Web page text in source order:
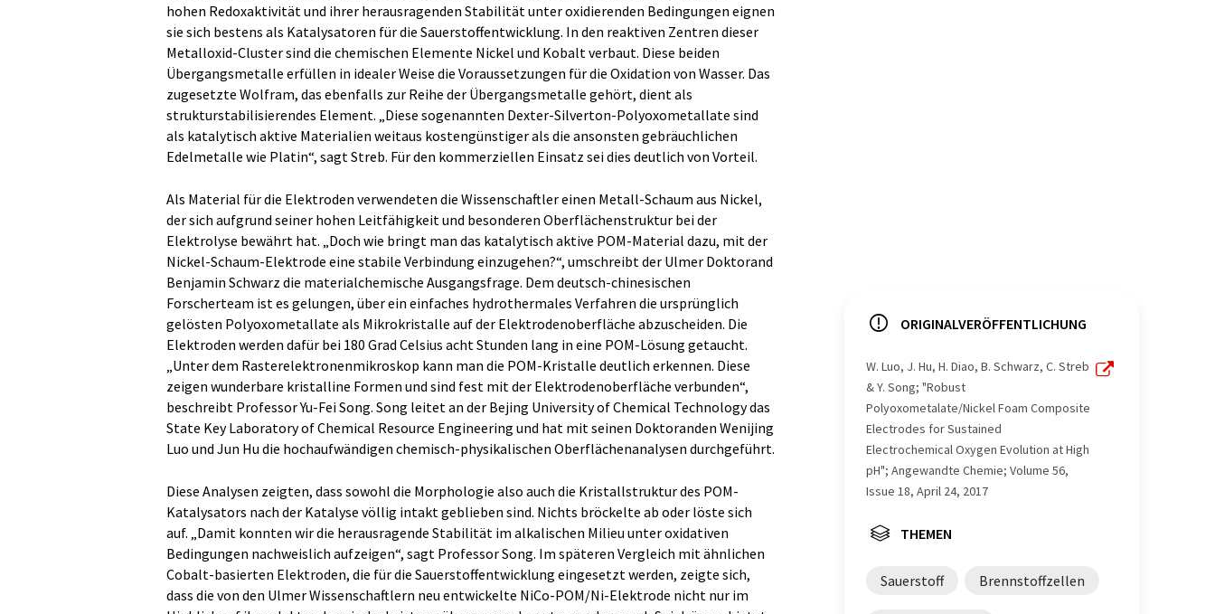
hohen Redoxaktivität und ihrer herausragenden Stabilität unter oxidierenden Bedingungen eignen
sie sich bestens als Katalysatoren für die Sauerstoffentwicklung. In den reaktiven Zentren dieser
Metalloxid-Cluster sind die chemischen Elemente Nickel und Kobalt verbaut. Diese beiden
Übergangsmetalle erfüllen in idealer Weise die Voraussetzungen für die Oxidation von Wasser. Das
zugesetzte Wolfram, das ebenfalls zur Reihe der Übergangsmetalle gehört, dient als
strukturstabilisierendes Element. „Diese sogenannten Dexter-Silverton-Polyoxometallate sind
als katalytisch aktive Materialien weitaus kostengünstiger als die ansonsten gebräuchlichen
Edelmetalle wie Platin“, sagt Streb. Für den kommerziellen Einsatz sei dies deutlich von Vorteil.
Als Material für die Elektroden verwendeten die Wissenschaftler einen Metall-Schaum aus Nickel,
der sich aufgrund seiner hohen Leitfähigkeit und besonderen Oberflächenstruktur bei der
Elektrolyse bewährt hat. „Doch wie bringt man das katalytisch aktive POM-Material dazu, mit der
Nickel-Schaum-Elektrode eine stabile Verbindung einzugehen?“, umschreibt der Ulmer Doktorand
Benjamin Schwarz die materialchemische Ausgangsfrage. Dem deutsch-chinesischen
Forscherteam ist es gelungen, über ein einfaches hydrothermales Verfahren die ursprünglich
gelösten Polyoxometallate als Mikrokristalle auf der Elektrodenoberfläche abzuscheiden. Die
Elektroden werden dafür bei 180 Grad Celsius acht Stunden lang in eine POM-Lösung getaucht.
„Unter dem Rasterelektronenmikroskop kann man die POM-Kristalle deutlich erkennen. Diese
zeigen wunderbare kristalline Formen und sind fest mit der Elektrodenoberfläche verbunden“,
beschreibt Professor Yu-Fei Song. Song leitet an der Bejing University of Chemical Technology das
State Key Laboratory of Chemical Resource Engineering und hat mit seinen Doktoranden Wenijing
Luo und Jun Hu die hochaufwändigen chemisch-physikalischen Oberflächenanalysen durchgeführt.
Diese Analysen zeigten, dass sowohl die Morphologie also auch die Kristallstruktur des POM-
Katalysators nach der Katalyse völlig intakt geblieben sind. Nichts bröckelte ab oder löste sich
auf. „Damit konnten wir die herausragende Stabilität im alkalischen Milieu unter oxidativen
Bedingungen nachweislich aufzeigen“, sagt Professor Song. Im späteren Vergleich mit ähnlichen
Cobalt-basierten Elektroden, die für die Sauerstoffentwicklung eingesetzt werden, zeigte sich,
dass die von den Ulmer Wissenschaftlern neu entwickelte NiCo-POM/Ni-Elektrode nicht nur im
ORIGINALVERÖFFENTLICHUNG
W. Luo, J. Hu, H. Diao, B. Schwarz, C. Streb
& Y. Song; "Robust
Polyoxometalate/Nickel Foam Composite
Electrodes for Sustained
Electrochemical Oxygen Evolution at High
pH"; Angewandte Chemie; Volume 56,
Issue 18, April 24, 2017
THEMEN
Sauerstoff Brennstoffzellen